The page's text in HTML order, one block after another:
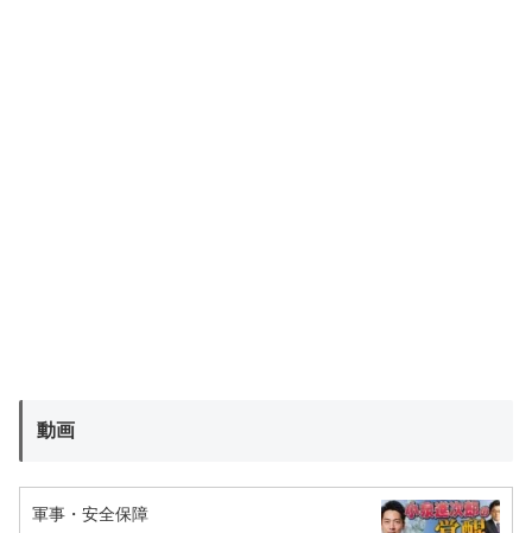
動画
軍事・安全保障